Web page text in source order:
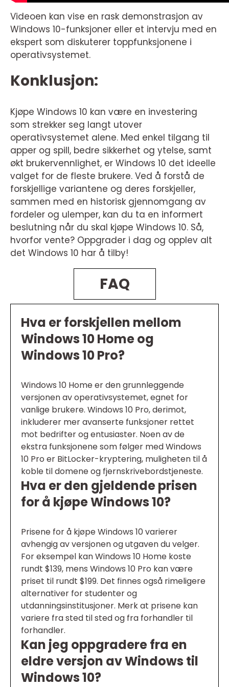
Videoen kan vise en rask demonstrasjon av
Windows 10-funksjoner eller et intervju med en
ekspert som diskuterer toppfunksjonene i
operativsystemet.
Konklusjon:
Kjøpe Windows 10 kan være en investering
som strekker seg langt utover
operativsystemet alene. Med enkel tilgang til
apper og spill, bedre sikkerhet og ytelse, samt
økt brukervennlighet, er Windows 10 det ideelle
valget for de fleste brukere. Ved å forstå de
forskjellige variantene og deres forskjeller,
sammen med en historisk gjennomgang av
fordeler og ulemper, kan du ta en informert
beslutning når du skal kjøpe Windows 10. Så,
hvorfor vente? Oppgrader i dag og opplev alt
det Windows 10 har å tilby!
FAQ
Hva er forskjellen mellom
Windows 10 Home og
Windows 10 Pro?
Windows 10 Home er den grunnleggende
versjonen av operativsystemet, egnet for
vanlige brukere. Windows 10 Pro, derimot,
inkluderer mer avanserte funksjoner rettet
mot bedrifter og entusiaster. Noen av de
ekstra funksjonene som følger med Windows
10 Pro er BitLocker-kryptering, muligheten til å
koble til domene og fjernskrivebordstjeneste.
Hva er den gjeldende prisen
for å kjøpe Windows 10?
Prisene for å kjøpe Windows 10 varierer
avhengig av versjonen og utgaven du velger.
For eksempel kan Windows 10 Home koste
rundt $139, mens Windows 10 Pro kan være
priset til rundt $199. Det finnes også rimeligere
alternativer for studenter og
utdanningsinstitusjoner. Merk at prisene kan
variere fra sted til sted og fra forhandler til
forhandler.
Kan jeg oppgradere fra en
eldre versjon av Windows til
Windows 10?